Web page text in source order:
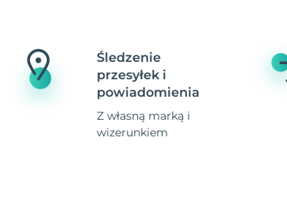
Śledzenie
przesyłek i
powiadomienia
Z własną marką i
wizerunkiem